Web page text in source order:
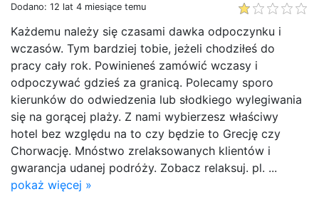
Dodano: 12 lat 4 miesiące temu
Każdemu należy się czasami dawka odpoczynku i
wczasów. Tym bardziej tobie, jeżeli chodziłeś do
pracy cały rok. Powinieneś zamówić wczasy i
odpoczywać gdzieś za granicą. Polecamy sporo
kierunków do odwiedzenia lub słodkiego wylegiwania
się na gorącej plaży. Z nami wybierzesz właściwy
hotel bez względu na to czy będzie to Grecję czy
Chorwację. Mnóstwo zrelaksowanych klientów i
gwarancja udanej podróży. Zobacz relaksuj. pl. ...
pokaż więcej »